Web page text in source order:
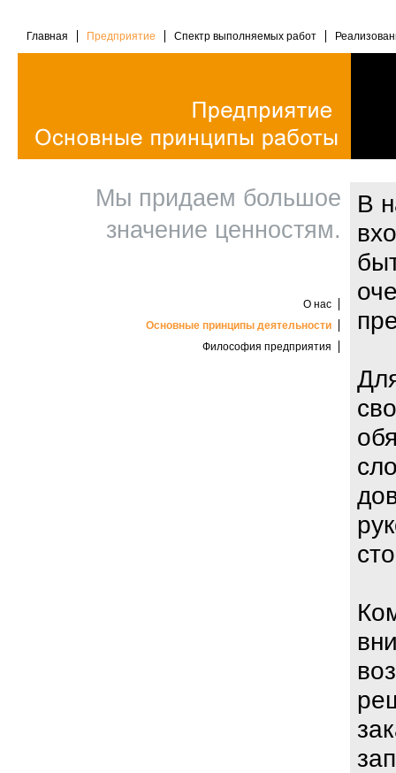
Главная Предприятие Спектр выполняемых работ
О нас
Основные принципы деятельности
Философия предприятия
Мы придаем большое
значение ценностям.
В